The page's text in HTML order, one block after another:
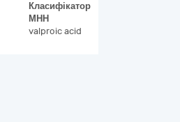
Класифікатор
МНН
valproic acid